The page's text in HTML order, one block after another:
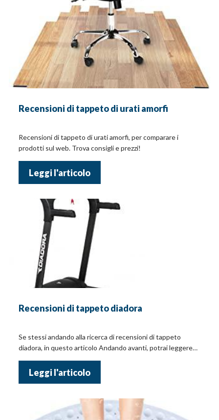
Recensioni di tappeto di urati amorfi
Recensioni di tappeto di urati amorfi, per comparare i
prodotti sul web. Trova consigli e prezzi!
Leggi l'articolo
Recensioni di tappeto diadora
Se stessi andando alla ricerca di recensioni di tappeto
diadora, in questo articolo Andando avanti, potrai leggere
Leggi l'articolo